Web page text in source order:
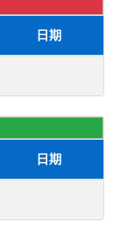
日期
日期